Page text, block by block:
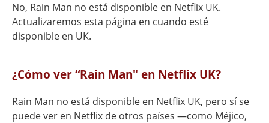
No, Rain Man no está disponible en Netflix UK.
Actualizaremos esta página en cuando esté
disponible en UK.
¿Cómo ver “Rain Man" en Netflix UK?
Rain Man no está disponible en Netflix UK, pero sí se
puede ver en Netflix de otros países —como Méjico,